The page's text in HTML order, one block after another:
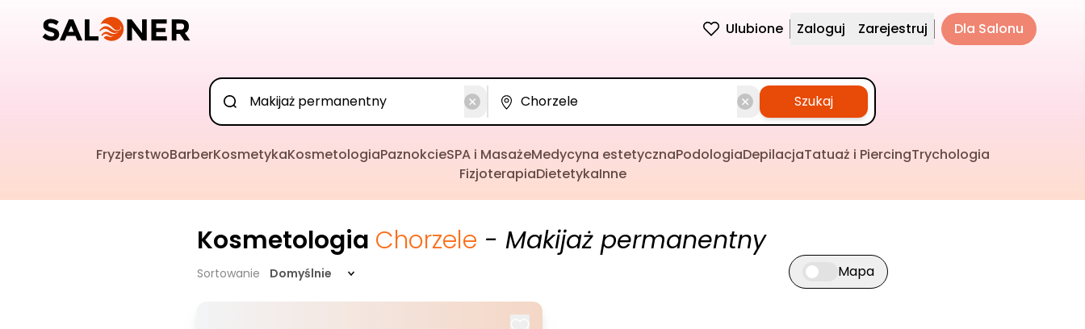
Ulubione Zaloguj Zarejestruj Dla Salonu
Szukaj
FryzjerstwoBarberKosmetykaKosmetologiaPaznokcieSPA i MasażeMedycyna estetycznaPodologiaDepilacjaTatuaż i PiercingTrychologia
FizjoterapiaDietetykaInne
Kosmetologia Chorzele - Makijaż permanentny
Sortowanie Domyślnie Przełącz widok mapy
Mapa